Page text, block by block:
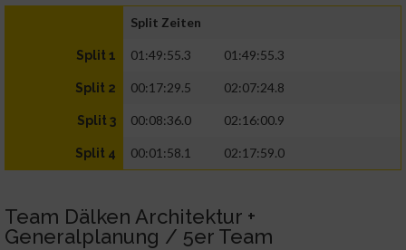
Split Zeiten
Split 1 01:49:55.3 01:49:55.3
Split 2 00:17:29.5 02:07:24.8
Split 3 00:08:36.0 02:16:00.9
Split 4 00:01:58.1 02:17:59.0
Team Dälken Architektur +
Generalplanung / 5er Team